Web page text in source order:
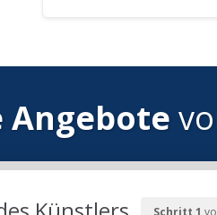
Angebote
Schritt 1